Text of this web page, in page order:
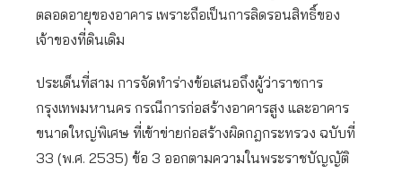
ตลอดอายุของอาคาร เพราะถือเป็นการลิดรอนสิทธิ์ของ
เจ้าของที่ดินเดิม
ประเด็นที่สาม การจัดทำร่างข้อเสนอถึงผู้ว่าราชการ
กรุงเทพมหานคร กรณีการก่อสร้างอาคารสูง และอาคาร
ขนาดใหญ่พิเศษ ที่เข้าข่ายก่อสร้างผิดกฎกระทรวง ฉบับที่
33 (พ.ศ. 2535) ข้อ 3 ออกตามความในพระราชบัญญัติ